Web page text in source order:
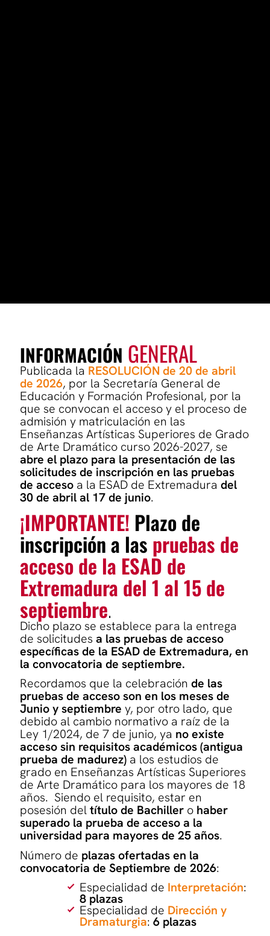
INFORMACIÓN GENERAL
Publicada la RESOLUCIÓN de 20 de abril
de 2026, por la Secretaría General de
Educación y Formación Profesional, por la
que se convocan el acceso y el proceso de
admisión y matriculación en las
Enseñanzas Artísticas Superiores de Grado
de Arte Dramático curso 2026-2027, se
abre el plazo para la presentación de las
solicitudes de inscripción en las pruebas
de accesoa la ESAD de Extremadura del
30 de abril al 17 de junio.
¡IMPORTANTE! Plazo de
inscripción a las pruebas de
acceso de la ESAD de
Extremadura del 1 al 15 de
septiembre.
Dicho plazo se establece para la entrega
de solicitudes a las pruebas de acceso
específicas de la ESAD de Extremadura, en
la convocatoria de septiembre.
Recordamos que la celebración de las
pruebas de acceso son en los meses de
Junio y septiembre y, por otro lado, que
debido al cambio normativo a raíz de la
Ley 1/2024, de 7 de junio, ya no existe
acceso sin requisitos académicos (antigua
prueba de madurez)a los estudios de
grado en Enseñanzas Artísticas Superiores
de Arte Dramático para los mayores de 18
años. Siendo el requisito, estar en
posesión deltítulo de Bachillero haber
superado la prueba de acceso a la
universidad para mayores de 25 años.
Número de plazas ofertadas en la
convocatoria de Septiembre de 2026:
Especialidad de Interpretación:
8 plazas
Especialidad de Dirección y
Dramaturgia: 6 plazas